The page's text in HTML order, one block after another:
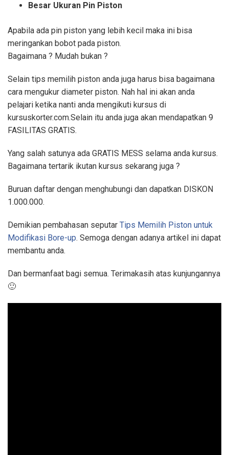
Besar Ukuran Pin Piston
Apabila ada pin piston yang lebih kecil maka ini bisa
meringankan bobot pada piston.
Bagaimana ? Mudah bukan ?
Selain tips memilih piston anda juga harus bisa bagaimana
cara mengukur diameter piston. Nah hal ini akan anda
pelajari ketika nanti anda mengikuti kursus di
kursuskorter.com.Selain itu anda juga akan mendapatkan 9
FASILITAS GRATIS.
Yang salah satunya ada GRATIS MESS selama anda kursus.
Bagaimana tertarik ikutan kursus sekarang juga ?
Buruan daftar dengan menghubungi dan dapatkan DISKON
1.000.000.
Demikian pembahasan seputar Tips Memilih Piston untuk
Modifikasi Bore-up. Semoga dengan adanya artikel ini dapat
membantu anda.
Dan bermanfaat bagi semua. Terimakasih atas kunjungannya
🙂